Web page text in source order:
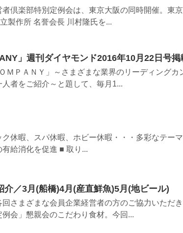
倶楽部特別定例会は、東京大阪の同時開催。東
製作所 名誉会長 川村隆氏を...
」週刊ダイヤモンド2016年10月22日号掲
ＭＰＡＮＹ」～さまざまな業界のリーディングカ
者をご紹介～と題して、毎月1...
ク休暇、スパ休暇、ホビー休暇・・・多彩なテー
給消化を促進 ■ 取り...
介／3月(船橋)4月(産直鮮魚)5月(地ビール)
さまざまな会員企業経営者の方のご協力いただ
会」懇親会のこだわり食材。今回...